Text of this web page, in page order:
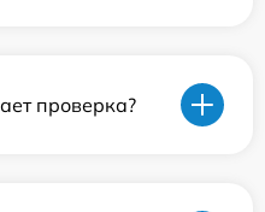
проверка?